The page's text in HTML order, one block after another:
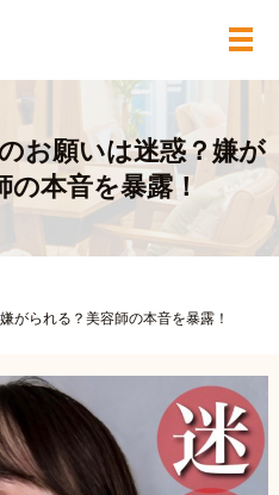
メ
お願いは迷惑？嫌が
本音を暴露！
がられる？美容師の本音を暴露！